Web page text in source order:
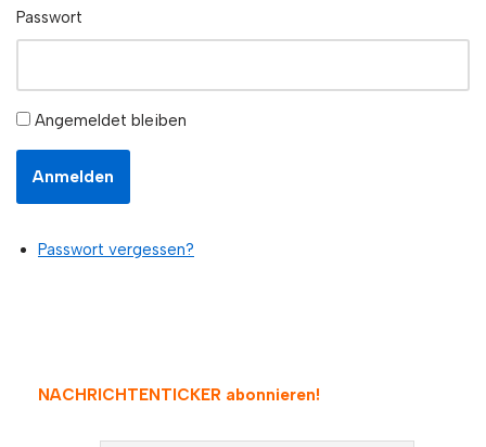
Passwort
Angemeldet bleiben
Anmelden
Passwort vergessen?
NACHRICHTENTICKER abonnieren!